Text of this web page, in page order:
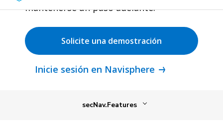
mantenerse un paso adelante.
Solicite una demostración
Inicie sesión en Navisphere
secNav.Features